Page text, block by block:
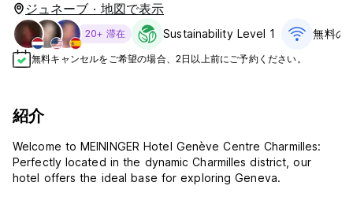
ジュネーブ · 地図で表示
20+ 滞在 Sustainability Level 1 無料の
無料キャンセルをご希望の場合、2日以上前にご予約ください。
紹介
Welcome to MEININGER Hotel Genève Centre Charmilles:
Perfectly located in the dynamic Charmilles district, our
hotel offers the ideal base for exploring Geneva.